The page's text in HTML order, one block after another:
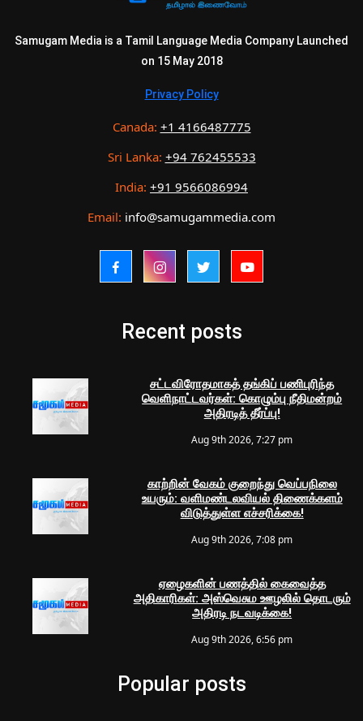
Samugam Media is a Tamil Language Media Company Launched
on 15 May 2018
Privacy Policy
Canada: +1 4166487775
Sri Lanka: +94 762455533
India: +91 9566086994
Email: info@samugammedia.com
Recent posts
சட்டவிரோதமாகத் தங்கிப் பணிபுரிந்த
வெளிநாட்டவர்கள்: கொழும்பு நீதிமன்றம்
அதிரடித் தீர்ப்பு!
Aug 9th 2026, 7:27 pm
காற்றின் வேகம் குறைந்து வெப்பநிலை
உயரும்: வளிமண்டலவியல் திணைக்களம்
விடுத்துள்ள எச்சரிக்கை!
Aug 9th 2026, 7:08 pm
ஏழைகளின் பணத்தில் கைவைத்த
அதிகாரிகள்: அஸ்வெசும ஊழலில் தொடரும்
அதிரடி நடவடிக்கை!
Aug 9th 2026, 6:56 pm
Popular posts